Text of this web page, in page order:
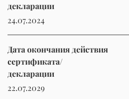
декларации
24.07.2024
Дата окончания действия
сертификата/
декларации
22.07.2029